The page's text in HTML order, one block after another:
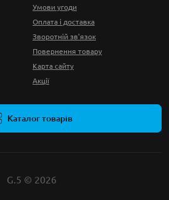
Умови угоди
Оплата і доставка
Зворотній зв'язок
Повернення товару
Карта сайту
Акції
Каталог товарів
G.5 © 2026